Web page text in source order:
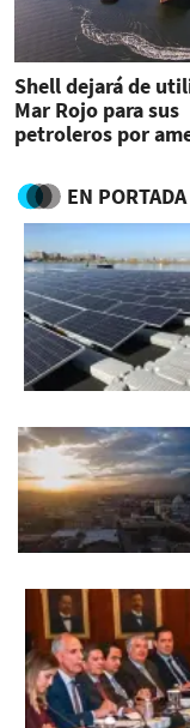
Shell dejará de
Mar Rojo para sus
petroleros por
EN PORTADA